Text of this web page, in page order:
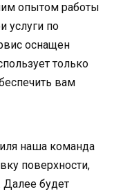
опытом работы
услуги по
оснащен
только
вам
наша команда
поверхности,
будет